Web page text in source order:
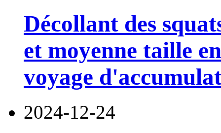
Décollant des
et moyenne taille
voyage
2024-12-24